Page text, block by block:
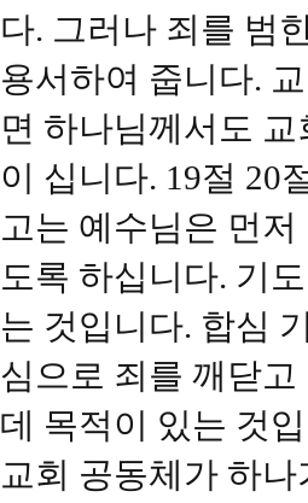
다. 그러나 죄를 범
용서하여 줍니다.
면 하나님께서도
이 십니다. 19절 20
고는 예수님은 먼
도록 하십니다. 기
는 것입니다. 합심
심으로 죄를 깨닫
데 목적이 있는 것
교회 공동체가 하